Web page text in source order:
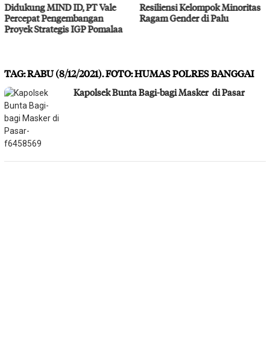
Resiliensi Kelompok Minoritas
Ragam Gender di Palu
IMIP Perkuat Kapasitas Warga
Bahodopi Hadapi Potensi
TAG:RABU (8/12/2021). FOTO: HUMAS POLRES BANGGAI
Kapolsek Bunta Bagi-bagi Masker di Pasar